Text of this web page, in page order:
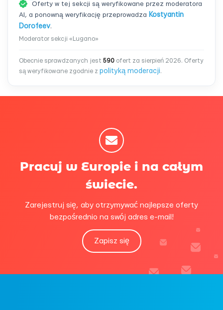
Oferty w tej sekcji są weryfikowane przez moderatora
AI, a ponowną weryfikację przeprowadza Kostyantin
Dorofeev.
Moderator sekcji «Lugano»
Obecnie sprawdzanych jest 590 ofert za sierpień 2026. Oferty
są weryfikowane zgodnie z polityką moderacji.
Pracuj w Europie i na całym
świecie.
Zarejestruj się, aby otrzymywać najlepsze oferty
bezpośrednio na swój adres e-mail!
Zapisz się